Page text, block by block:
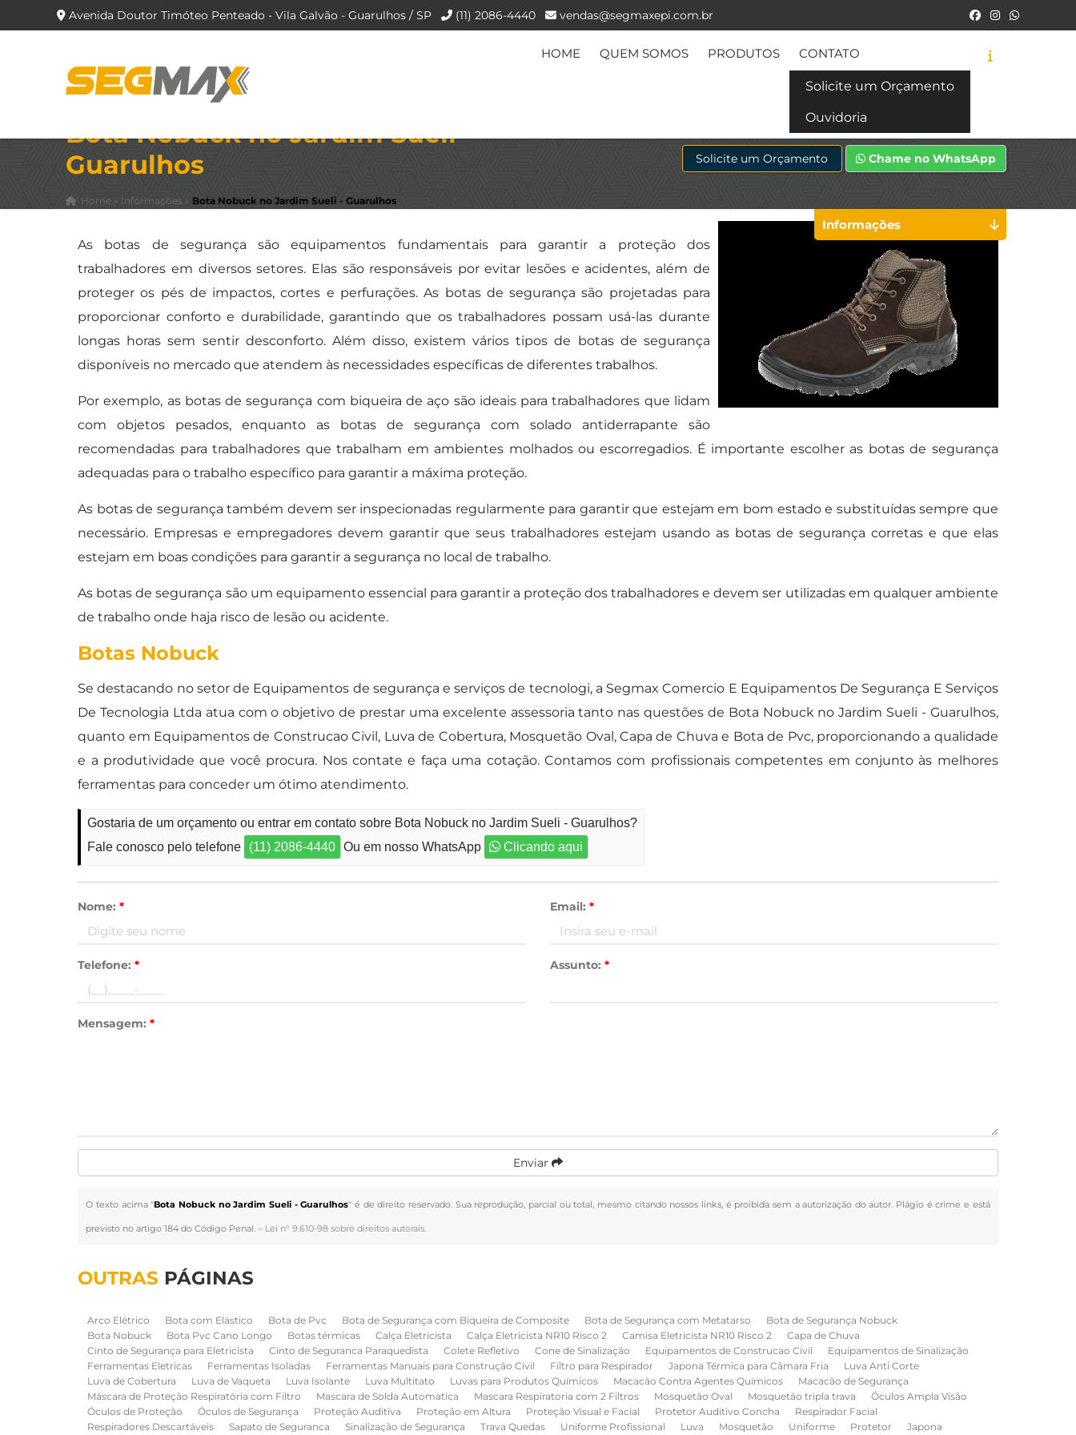
Avenida Doutor Timóteo Penteado - Vila Galvão - Guarulhos / SP (11) 2086-4440 vendas@segmaxepi.com.br
HOME QUEM SOMOS PRODUTOS CONTATO
Solicite um Orçamento
Ouvidoria
Bota Nobuck no Jardim Sueli -
Guarulhos
Home » Informações » Bota Nobuck no Jardim Sueli - Guarulhos
Solicite um Orçamento Chame no WhatsApp
As botas de segurança são equipamentos fundamentais para garantir a proteção dos
trabalhadores em diversos setores. Elas são responsáveis por evitar lesões e acidentes, além de
proteger os pés de impactos, cortes e perfurações. As botas de segurança são projetadas para
proporcionar conforto e durabilidade, garantindo que os trabalhadores possam usá-las durante
longas horas sem sentir desconforto. Além disso, existem vários tipos de botas de segurança
disponíveis no mercado que atendem às necessidades específicas de diferentes trabalhos.
Por exemplo, as botas de segurança com biqueira de aço são ideais para trabalhadores que lidam
com objetos pesados, enquanto as botas de segurança com solado antiderrapante são
recomendadas para trabalhadores que trabalham em ambientes molhados ou escorregadios. É importante escolher as botas de segurança
adequadas para o trabalho específico para garantir a máxima proteção.
As botas de segurança também devem ser inspecionadas regularmente para garantir que estejam em bom estado e substituídas sempre que
necessário. Empresas e empregadores devem garantir que seus trabalhadores estejam usando as botas de segurança corretas e que elas
estejam em boas condições para garantir a segurança no local de trabalho.
As botas de segurança são um equipamento essencial para garantir a proteção dos trabalhadores e devem ser utilizadas em qualquer ambiente
de trabalho onde haja risco de lesão ou acidente.
Botas Nobuck
Se destacando no setor de Equipamentos de segurança e serviços de tecnologi, a Segmax Comercio E Equipamentos De Segurança E Serviços
De Tecnologia Ltda atua com o objetivo de prestar uma excelente assessoria tanto nas questões de Bota Nobuck no Jardim Sueli - Guarulhos,
quanto em Equipamentos de Construcao Civil, Luva de Cobertura, Mosquetão Oval, Capa de Chuva e Bota de Pvc, proporcionando a qualidade
e a produtividade que você procura. Nos contate e faça uma cotação. Contamos com profissionais competentes em conjunto às melhores
ferramentas para conceder um ótimo atendimento.
Gostaria de um orçamento ou entrar em contato sobre Bota Nobuck no Jardim Sueli - Guarulhos?
Fale conosco pelo telefone
(11) 2086-4440 Ou em nosso WhatsApp Clicando aqui
Nome:* Email: *
Telefone:* Assunto: *
Mensagem:*
Enviar
O texto acima "Bota Nobuck no Jardim Sueli - Guarulhos" é de direito reservado. Sua reprodução, parcial ou total, mesmo citando nossos links, é proibida sem a autorização do autor. Plágio é crime e está
previsto no artigo 184 do Código Penal. – Lei n° 9.610-98 sobre direitos autorais.
Informações
OUTRAS PÁGINAS
Arco Elétrico Bota com Elástico Bota de Pvc Bota de Segurança com Biqueira de Composite Bota de Segurança com Metatarso
Bota de Segurança Nobuck
Bota Nobuck
Bota Pvc Cano Longo Botas térmicas Calça Eletricista Calça Eletricista NR10 Risco 2 Camisa Eletricista NR10 Risco 2
Capa de Chuva
Cinto de Segurança para Eletricista
Cinto de Seguranca Paraquedista Colete Refletivo Cone de Sinalização Equipamentos de Construcao Civil
Equipamentos de Sinalização
Ferramentas Eletricas
Ferramentas Isoladas Ferramentas Manuais para Construção Civil Filtro para Respirador Japona Térmica para Câmara Fria
Luva Anti Corte
Luva de Cobertura
Luva de Vaqueta Luva Isolante Luva Multitato Luvas para Produtos Químicos Macacão Contra Agentes Químicos
Macacão de Segurança
Máscara de Proteção Respiratória com Filtro
Mascara de Solda Automatica Mascara Respiratoria com 2 Filtros Mosquetão Oval Mosquetão tripla trava
Óculos Ampla Visão
Óculos de Proteção
Óculos de Segurança Proteção Auditiva Proteção em Altura Proteção Visual e Facial Protetor Auditivo Concha
Respirador Facial
Respiradores Descartáveis
Sapato de Seguranca Sinalização de Segurança Trava Quedas Uniforme Profissional Luva Mosquetão Uniforme Protetor Japona